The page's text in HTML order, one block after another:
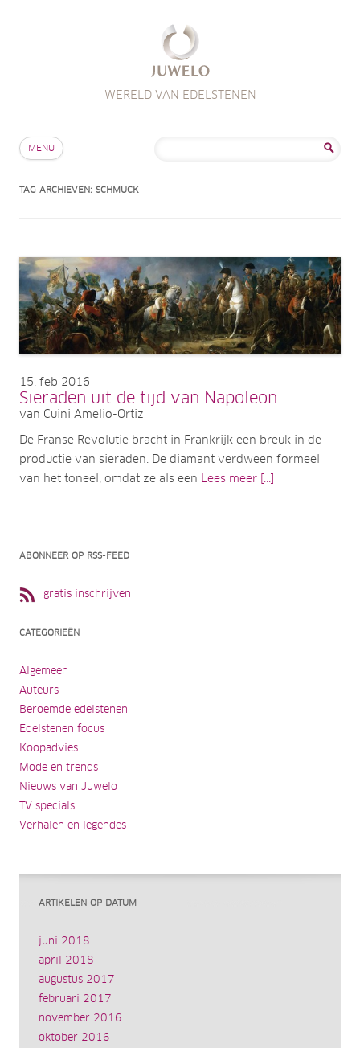
WERELD VAN EDELSTENEN
MENU
TAG ARCHIEVEN: SCHMUCK
15 feb 2016
Sieraden uit de tijd van Napoleon
van Cuini Amelio-Ortiz
De Franse Revolutie bracht in Frankrijk een breuk in de
productie van sieraden. De diamant verdween formeel
van het toneel, omdat ze als een Lees meer [...]
ABONNEER OP RSS-FEED
gratis inschrijven
CATEGORIEËN
Algemeen
Auteurs
Beroemde edelstenen
Edelstenen focus
Koopadvies
Mode en trends
Nieuws van Juwelo
TV specials
Verhalen en legendes
ARTIKELEN OP DATUM
juni 2018
april 2018
augustus 2017
februari 2017
november 2016
oktober 2016